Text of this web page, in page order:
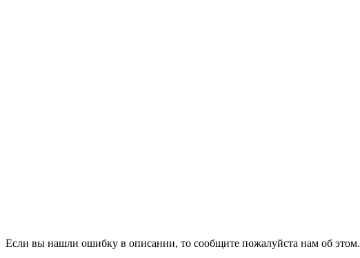
Если вы нашли ошибку в описании, то сообщите пожалуйста нам об этом.